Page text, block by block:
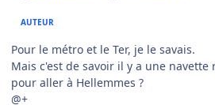
AUTEUR
Pour le métro et le Ter, je le savais.
Mais c'est de savoir il y a une navette
pour aller à Hellemmes ?
@+